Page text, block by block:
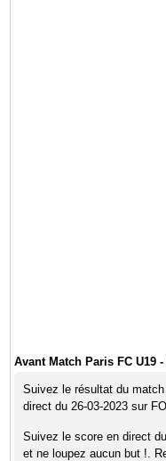
Avant Match Paris FC U19
Suivez le résultat du
direct du 26-03-2023 sur
Suivez le score en direct
et ne loupez aucun but !.